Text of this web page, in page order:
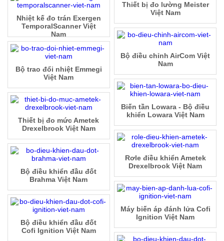
Thiết bị đo lường Meister
Việt Nam
Nhiệt kế đo trán Exergen
TemporalScanner Việt
Nam
Bộ điều chỉnh AirCom Việt
Nam
Bộ trao đổi nhiệt Emmegi
Việt Nam
Biến tần Lowara - Bộ điều
khiển Lowara Việt Nam
Thiết bị đo mức Ametek
Drexelbrook Việt Nam
Rơle điều khiển Ametek
Drexelbrook Việt Nam
Bộ điều khiển đầu đốt
Brahma Việt Nam
Máy biến áp đánh lửa Cofi
Ignition Việt Nam
Bộ điều khiển đầu đốt
Cofi Ignition Việt Nam